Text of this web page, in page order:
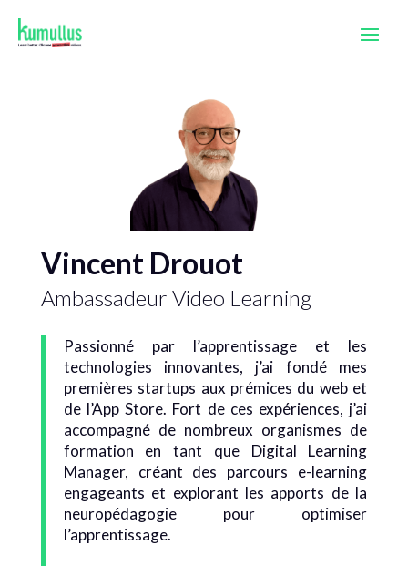
Vincent Drouot
Ambassadeur Video Learning
Passionné par l’apprentissage et les
technologies innovantes, j’ai fondé mes
premières startups aux prémices du web et
de l’App Store. Fort de ces expériences, j’ai
accompagné de nombreux organismes de
formation en tant que Digital Learning
Manager, créant des parcours e-learning
engageants et explorant les apports de la
neuropédagogie pour optimiser
l’apprentissage.